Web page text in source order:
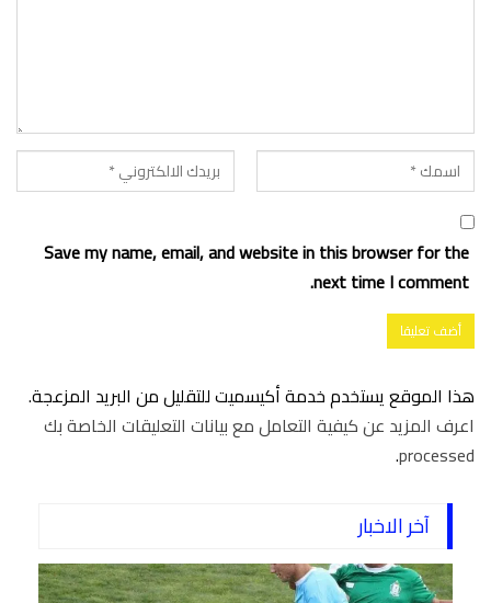
Save my name, email, and website in this browser for the
next time I comment.
هذا الموقع يستخدم خدمة أكيسميت للتقليل من البريد المزعجة.
اعرف المزيد عن كيفية التعامل مع بيانات التعليقات الخاصة بك
processed
.
آخر الاخبار